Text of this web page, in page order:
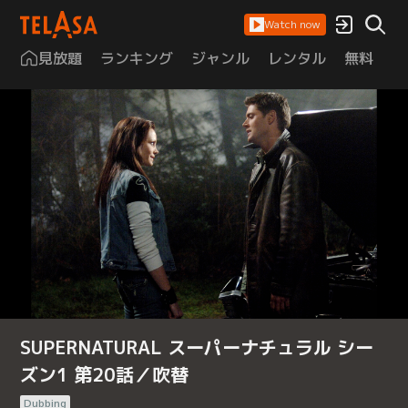
Watch now
見放題 ランキング ジャンル レンタル 無料
SUPERNATURAL スーパーナチュラル シー
ズン1 第20話／吹替
Dubbing